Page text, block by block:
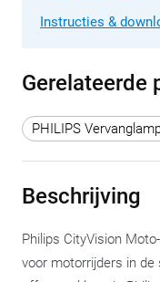
Instructies &
Gerelateerde
PHILIPS
Beschrijving
Philips CityVision
voor motorrijders in de